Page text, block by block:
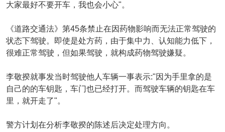
大家最好不要开车，我也会小心"。
《道路交通法》第45条禁止在因药物影响而无法正常驾驶的
状态下驾驶。即使是处方药，由于集中力、认知能力低下，
很难正常驾驶，但如果驾驶，就构成药物驾驶嫌疑。
李敬揆就事发当时驾驶他人车辆一事表示:"因为手里拿的是
自己的的车钥匙，车门也已经打开。而驾驶车辆的钥匙在车
里，就开走了"。
警方计划在分析李敬揆的陈述后决定处理方向。